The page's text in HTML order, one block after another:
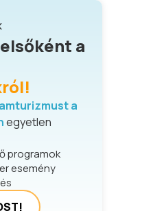
a
a
egyetlen
programok
esemény